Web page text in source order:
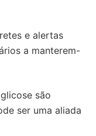
e alertas
a manterem-
são
ser uma aliada